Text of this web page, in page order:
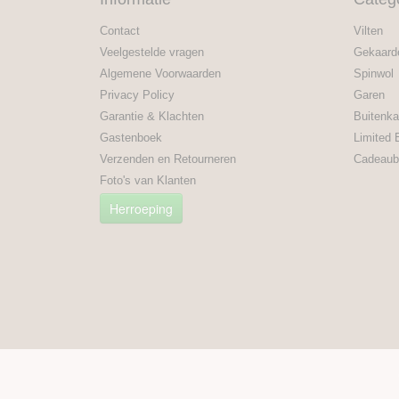
Contact
Veelgestelde vragen
Algemene Voorwaarden
Privacy Policy
Garantie & Klachten
Gastenboek
Verzenden en Retourneren
Foto's van Klanten
Herroeping
Vilten
Spinwol
Garen
Limited